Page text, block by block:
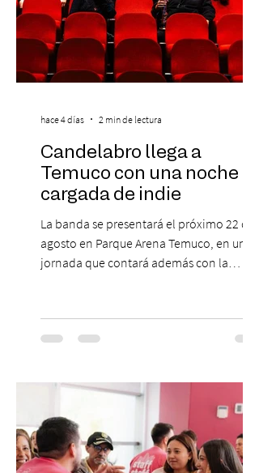
Candelabro llega a
Temuco con una noche
cargada de indie
La banda se presentará el próximo 22 de
agosto en Parque Arena Temuco, en una
jornada que contará además con la
agosto, el Parque Arena Temuco será
escenario de una noche dedicada al indie
banda que llegará a la capital de La
Araucanía para ofrecer un show cargado
de energía, guitarras y canciones que han
marcado su breve pero exitosa trayectoria.
La jornad
hace 4 días 2 min de lectura